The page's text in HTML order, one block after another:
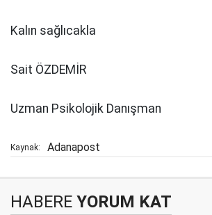
Kalın sağlıcakla
Sait ÖZDEMİR
Uzman Psikolojik Danışman
Kaynak: Adanapost
HABERE YORUM KAT